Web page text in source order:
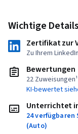
Wichtige Details
Zertifikat zur
Zu Ihrem
Bewertungen
22 Zuweisungen¹
KI-bewertet
Unterrichtet
24
(Auto)